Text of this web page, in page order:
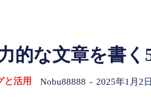
的な文章を書く
と活用 Nobu88888 - 2025年1月2日